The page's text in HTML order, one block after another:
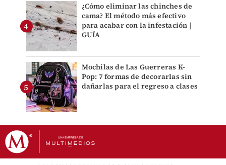
¿Cómo eliminar las chinches de
cama? El método más efectivo
para acabar con la infestación |
GUÍA
Mochilas de Las Guerreras K-
Pop: 7 formas de decorarlas sin
dañarlas para el regreso a clases